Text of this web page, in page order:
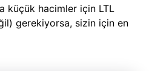
küçük hacimler için LTL
gerekiyorsa, sizin için en